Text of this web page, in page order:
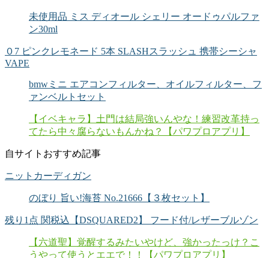
未使用品 ミス ディオール シェリー オードゥパルファ
ン30ml
０7 ピンクレモネード 5本 SLASHスラッシュ 携帯シーシャ
VAPE
bmwミニ エアコンフィルター、オイルフィルター、フ
ァンベルトセット
【イベキャラ】土門は結局強いんやな！練習改革持っ
てたら中々腐らないもんかね？【パワプロアプリ】
自サイトおすすめ記事
ニットカーディガン
のぼり 旨い!海苔 No.21666【３枚セット】
残り1点 関税込【DSQUARED2】 フード付/レザーブルゾン
【六道聖】覚醒するみたいやけど、強かったっけ？こ
うやって使うとエエで！！【パワプロアプリ】